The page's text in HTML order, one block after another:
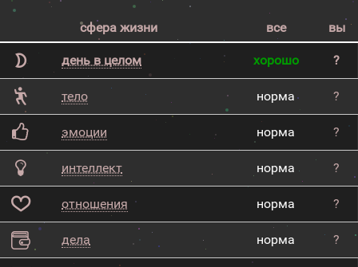
сфера жизни все вы
день в целом хорошо ?
тело норма ?
эмоции норма ?
интеллект норма ?
отношения норма ?
дела норма ?